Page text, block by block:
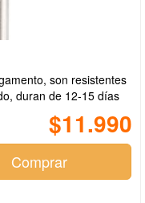
son resistentes
duran de 12-15 días
$11.990
Comprar